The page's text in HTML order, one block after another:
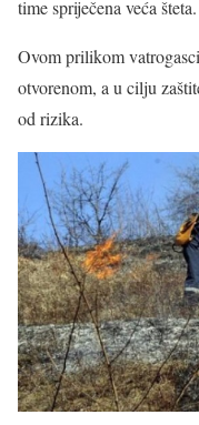
time spriječena veća šteta.
Ovom prilikom
otvorenom, a u cilju
od rizika.